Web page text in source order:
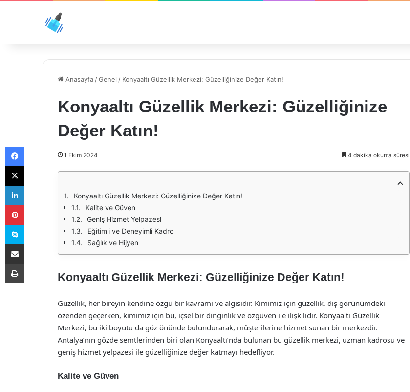
Anasayfa /Genel / Konyaaltı Güzellik Merkezi: Güzelliğinize Değer Katın!
Konyaaltı Güzellik Merkezi: Güzelliğinize
Değer Katın!
1 Ekim 2024 4 dakika okuma süresi
Konyaaltı Güzellik Merkezi: Güzelliğinize Değer Katın!
Kalite ve Güven
Geniş Hizmet Yelpazesi
Eğitimli ve Deneyimli Kadro
Sağlık ve Hijyen
Konyaaltı Güzellik Merkezi: Güzelliğinize Değer Katın!
Güzellik, her bireyin kendine özgü bir kavramı ve algısıdır. Kimimiz için güzellik, dış görünümdeki
özenden geçerken, kimimiz için bu, içsel bir dinginlik ve özgüven ile ilişkilidir. Konyaaltı Güzellik
Merkezi, bu iki boyutu da göz önünde bulundurarak, müşterilerine hizmet sunan bir merkezdir.
Antalya’nın gözde semtlerinden biri olan Konyaaltı’nda bulunan bu güzellik merkezi, uzman kadrosu ve
geniş hizmet yelpazesi ile güzelliğinize değer katmayı hedefliyor.
Kalite ve Güven
Facebook
X
LinkedIn
Pinterest
Skype
E-Posta ile paylaş